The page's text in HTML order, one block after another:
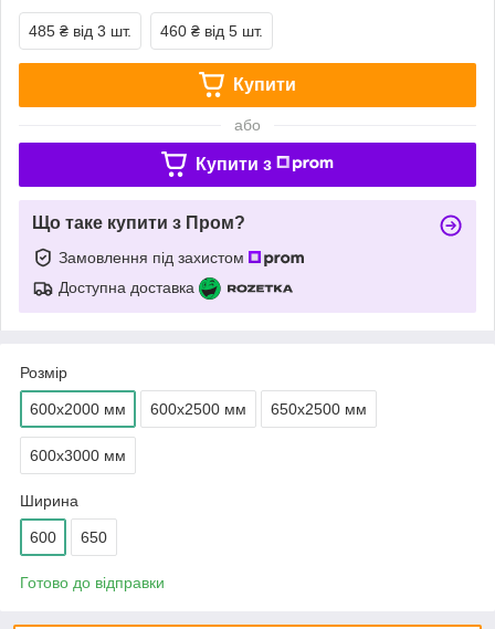
485 ₴ від 3 шт. 460 ₴ від 5 шт.
Купити
або
Купити з
Що таке купити з Пром?
Замовлення під захистом
Доступна доставка
Розмір
600х2000 мм 600х2500 мм 650х2500 мм
600х3000 мм
Ширина
600 650
Готово до відправки